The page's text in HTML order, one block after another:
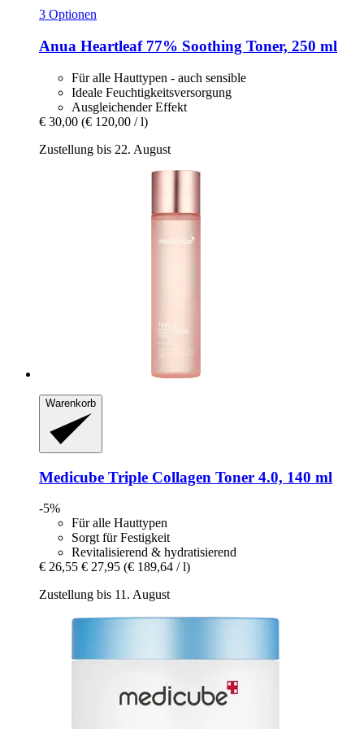
3 Optionen
Anua Heartleaf 77% Soothing Toner, 250 ml
Für alle Hauttypen - auch sensible
Ideale Feuchtigkeitsversorgung
Ausgleichender Effekt
€ 30,00 (€ 120,00 / l)
Zustellung bis 22. August
Warenkorb
Medicube Triple Collagen Toner 4.0, 140 ml
-5%
Für alle Hauttypen
Sorgt für Festigkeit
Revitalisierend & hydratisierend
€ 26,55 € 27,95 (€ 189,64 / l)
Zustellung bis 11. August